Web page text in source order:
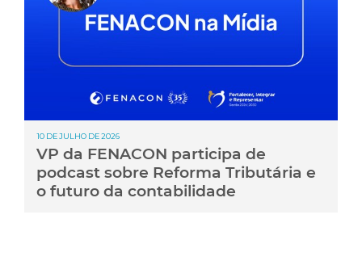
10 DE JULHO DE 2026
VP da FENACON participa de
podcast sobre Reforma Tributária e
o futuro da contabilidade